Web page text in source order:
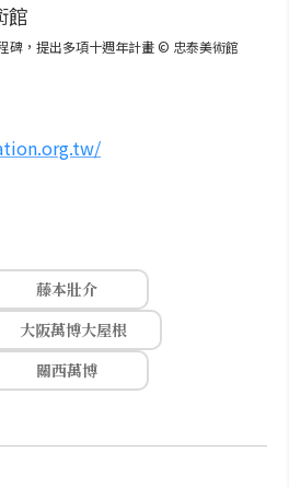
碑，提出多項十週年計畫 © 忠泰美術館
藤本壯介
大阪萬博大屋根
關西萬博